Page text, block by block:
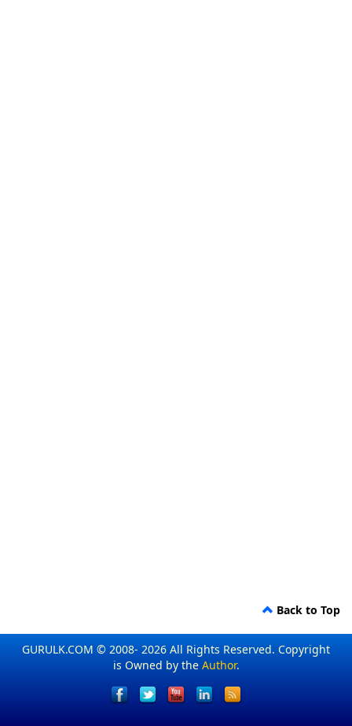
Back to Top
GURULK.COM © 2008- 2026 All Rights Reserved. Copyright
is Owned by the Author.